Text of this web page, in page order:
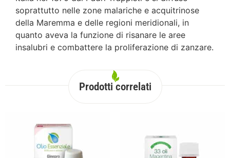
soprattutto nelle zone malariche e acquitrinose
della Maremma e delle regioni meridionali, in
quanto aveva la funzione di risanare le aree
insalubri e combattere la proliferazione di zanzare.
Prodotti correlati